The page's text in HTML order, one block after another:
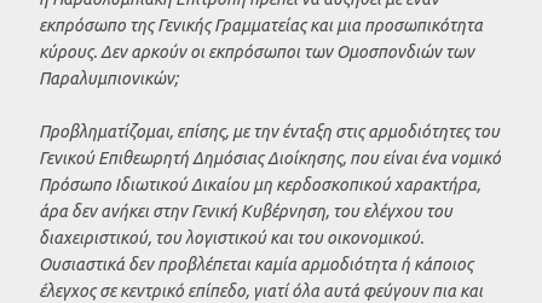
εκπρόσωπο της Γενικής Γραμματείας και μια προσωπικότητα
κύρους. Δεν αρκούν οι εκπρόσωποι των Ομοσπονδιών των
Παραλυμπιονικών;
Προβληματίζομαι, επίσης, με την ένταξη στις αρμοδιότητες του
Γενικού Επιθεωρητή Δημόσιας Διοίκησης, που είναι ένα νομικό
Πρόσωπο Ιδιωτικού Δικαίου μη κερδοσκοπικού χαρακτήρα,
άρα δεν ανήκει στην Γενική Κυβέρνηση, του ελέγχου του
διαχειριστικού, του λογιστικού και του οικονομικού.
Ουσιαστικά δεν προβλέπεται καμία αρμοδιότητα ή κάποιος
έλεγχος σε κεντρικό επίπεδο, γιατί όλα αυτά φεύγουν πια και